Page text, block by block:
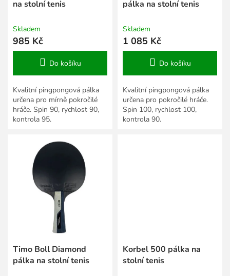
na stolní tenis
Skladem
985 Kč
Do košíku
Kvalitní pingpongová pálka
určena pro mírně pokročilé
hráče. Spin 90, rychlost 90,
kontrola 95.
pálka na stolní tenis
Skladem
1 085 Kč
Do košíku
Kvalitní pingpongová pálka
určena pro pokročilé hráče.
Spin 100, rychlost 100,
kontrola 90.
Timo Boll Diamond
pálka na stolní tenis
Korbel 500 pálka na
stolní tenis